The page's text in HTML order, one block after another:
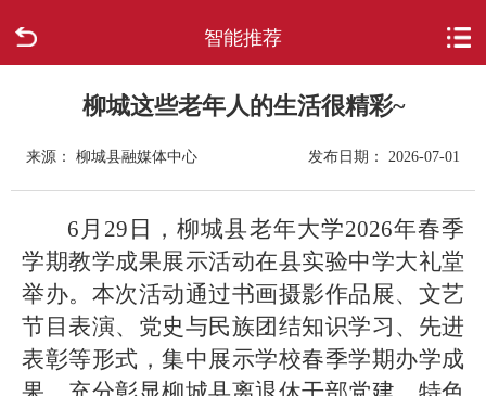
智能推荐
走进柳城
新闻中心
政府信息公开
网上办事
互动回应
柳城这些老年人的生活很精彩~
来源： 柳城县融媒体中心 发布日期： 2026-07-01
6月29日，柳城县老年大学2026年春季
学期教学成果展示活动在县实验中学大礼堂
举办。本次活动通过书画摄影作品展、文艺
节目表演、党史与民族团结知识学习、先进
表彰等形式，集中展示学校春季学期办学成